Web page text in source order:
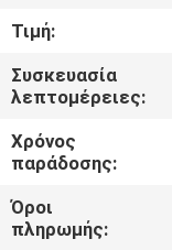
ΜΑΣ
ΕΛΆΤΕ
ΣΕ
ΕΠΑΦΉ
ΜΕ
Τιμή:
Συσκευασία
λεπτομέρειες:
Χρόνος
παράδοσης:
Όροι
πληρωμής: